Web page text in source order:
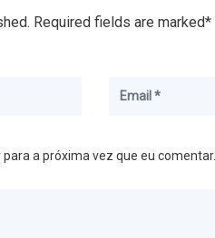
Required fields are marked*
a próxima vez que eu comentar.